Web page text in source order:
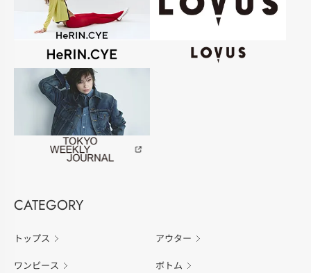
CATEGORY
トップス アウター
ワンピース ボトム